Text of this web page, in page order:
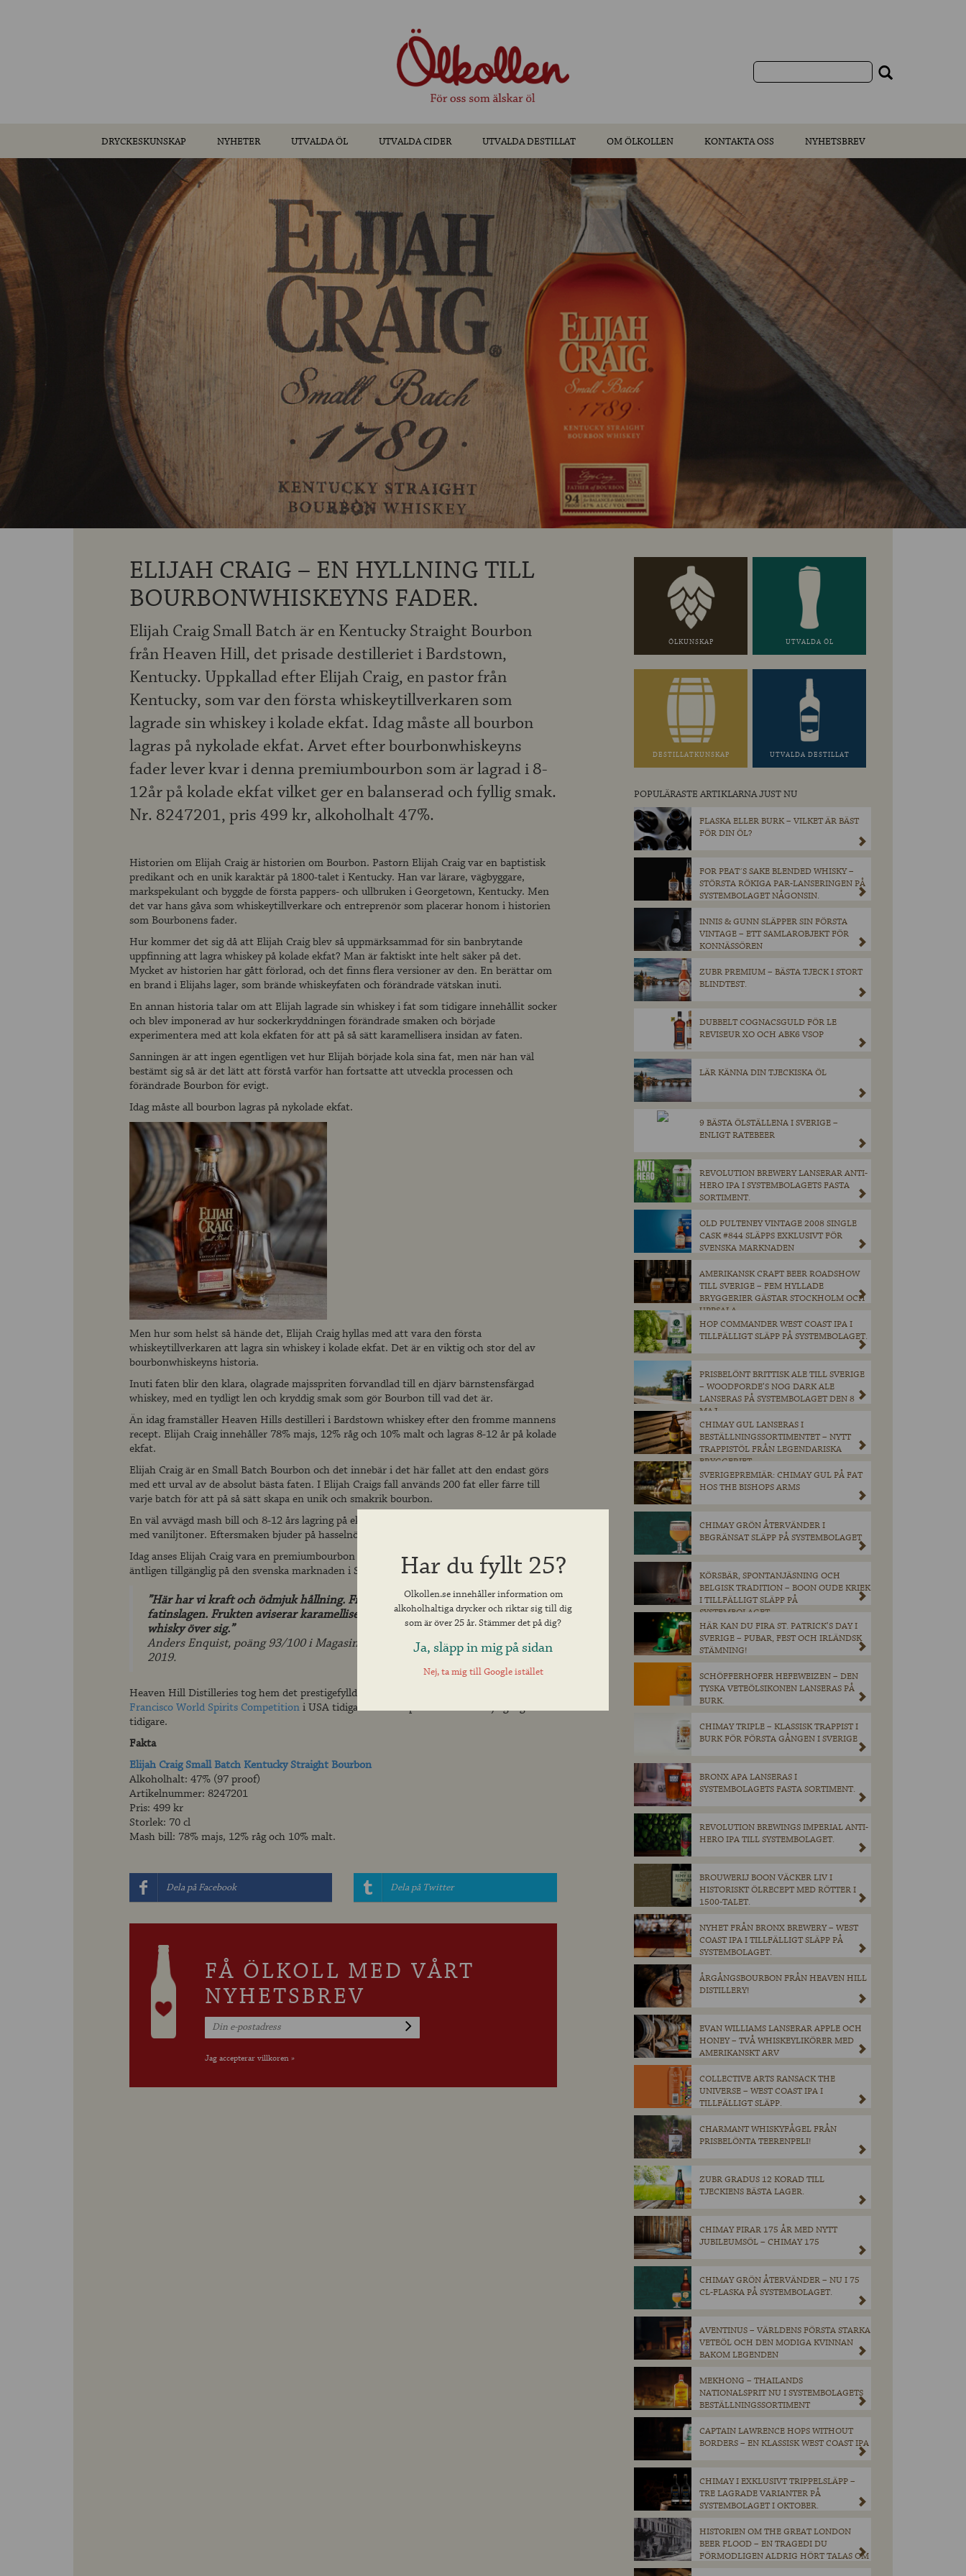
DRYCKESKUNSKAP NYHETER UTVALDA ÖL UTVALDA CIDER UTVALDA DESTILLAT OM ÖLKOLLEN KONTAKTA OSS NYHETSBREV
ELIJAH CRAIG – EN HYLLNING TILL
BOURBONWHISKEYNS FADER.
Elijah Craig Small Batch är en Kentucky Straight Bourbon
från Heaven Hill, det prisade destilleriet i Bardstown,
Kentucky. Uppkallad efter Elijah Craig, en pastor från
Kentucky, som var den första whiskeytillverkaren som
lagrade sin whiskey i kolade ekfat. Idag måste all bourbon
lagras på nykolade ekfat. Arvet efter bourbonwhiskeyns
fader lever kvar i denna premiumbourbon som är lagrad i 8-
12år på kolade ekfat vilket ger en balanserad och fyllig smak.
Nr. 8247201, pris 499 kr, alkoholhalt 47%.
Historien om Elijah Craig är historien om Bourbon. Pastorn Elijah Craig var en baptistisk
predikant och en unik karaktär på 1800-talet i Kentucky. Han var lärare, vägbyggare,
markspekulant och byggde de första pappers- och ullbruken i Georgetown, Kentucky. Men
det var hans gåva som whiskeytillverkare och entreprenör som placerar honom i historien
som Bourbonens fader.
Hur kommer det sig då att Elijah Craig blev så uppmärksammad för sin banbrytande
uppfinning att lagra whiskey på kolade ekfat? Man är faktiskt inte helt säker på det.
Mycket av historien har gått förlorad, och det finns flera versioner av den. En berättar om
en brand i Elijahs lager, som brände whiskeyfaten och förändrade vätskan inuti.
En annan historia talar om att Elijah lagrade sin whiskey i fat som tidigare innehållit socker
och blev imponerad av hur sockerkryddningen förändrade smaken och började
experimentera med att kola ekfaten för att på så sätt karamellisera insidan av faten.
Sanningen är att ingen egentligen vet hur Elijah började kola sina fat, men när han väl
bestämt sig så är det lätt att förstå varför han fortsatte att utveckla processen och
förändrade Bourbon för evigt.
Idag måste all bourbon lagras på nykolade ekfat.
Men hur som helst så hände det, Elijah Craig hyllas med att vara den första
whiskeytillverkaren att lagra sin whiskey i kolade ekfat. Det är en viktig och stor del av
bourbonwhiskeyns historia.
Inuti faten blir den klara, olagrade majsspriten förvandlad till en djärv bärnstensfärgad
whiskey, med en tydligt len och kryddig smak som gör Bourbon till vad det är.
Än idag framställer Heaven Hills destilleri i Bardstown whiskey efter den fromme mannens
recept. Elijah Craig innehåller 78% majs, 12% råg och 10% malt och lagras 8-12 år på kolade
ekfat.
Elijah Craig är en Small Batch Bourbon och det innebär i det här fallet att den endast görs
med ett urval av de absolut bästa faten. I Elijah Craigs fall används 200 fat eller färre till
varje batch för att på så sätt skapa en unik och smakrik bourbon.
En väl avvägd mash bill och 8-12 års lagring på ekfat ger en komplex, söt och fyllig smak
med vaniljtoner. Eftersmaken bjuder på hasselnötter, kola och aningen kryddiga toner.
Idag anses Elijah Craig vara en premiumbourbon i det absoluta toppskiktet. Nu finns den
äntligen tillgänglig på den svenska marknaden i Systembolagets beställningssortiment.
”Här har vi kraft och ödmjuk hållning. Finlemmad krydda och balanserad i
fatinslagen. Frukten aviserar karamelliserade äpplen, citrus, har lite skotsk
whisky över sig.”
Anders Enquist, poäng 93/100 i Magasinet Whiskey & Bourbon, No 42
2019.
Heaven Hill Distilleries tog hem det prestigefyllda priset som
Francisco World Spirits Competitioni USA tidigare i år. Ett pris man vunnit sju gånger
tidigare.
Fakta
Elijah Craig Small Batch Kentucky Straight Bourbon
Alkoholhalt: 47% (97 proof)
Artikelnummer: 8247201
Pris: 499 kr
Storlek: 70 cl
Mash bill: 78% majs, 12% råg och 10% malt.
Dela på Facebook Dela på Twitter
FÅ ÖLKOLL MED VÅRT
NYHETSBREV
Jag accepterar villkoren »
ÖLKUNSKAP UTVALDA ÖL
DESTILLATKUNSKAP UTVALDA DESTILLAT
POPULÄRASTE ARTIKLARNA JUST NU
FLASKA ELLER BURK – VILKET ÄR BÄST
FÖR DIN ÖL?
FOR PEAT´S SAKE BLENDED WHISKY –
STÖRSTA RÖKIGA PAR-LANSERINGEN PÅ
SYSTEMBOLAGET NÅGONSIN.
INNIS & GUNN SLÄPPER SIN FÖRSTA
VINTAGE – ETT SAMLAROBJEKT FÖR
KONNÄSSÖREN
ZUBR PREMIUM – BÄSTA TJECK I STORT
BLINDTEST.
DUBBELT COGNACSGULD FÖR LE
REVISEUR XO OCH ABK6 VSOP
LÄR KÄNNA DIN TJECKISKA ÖL
9 BÄSTA ÖLSTÄLLENA I SVERIGE –
ENLIGT RATEBEER
REVOLUTION BREWERY LANSERAR ANTI-
HERO IPA I SYSTEMBOLAGETS FASTA
SORTIMENT.
OLD PULTENEY VINTAGE 2008 SINGLE
CASK #844 SLÄPPS EXKLUSIVT FÖR
SVENSKA MARKNADEN
AMERIKANSK CRAFT BEER ROADSHOW
TILL SVERIGE – FEM HYLLADE
BRYGGERIER GÄSTAR STOCKHOLM OCH
UPPSALA
HOP COMMANDER WEST COAST IPA I
TILLFÄLLIGT SLÄPP PÅ SYSTEMBOLAGET.
PRISBELÖNT BRITTISK ALE TILL SVERIGE
– WOODFORDE’S NOG DARK ALE
LANSERAS PÅ SYSTEMBOLAGET DEN 8
MAJ.
CHIMAY GUL LANSERAS I
BESTÄLLNINGSSORTIMENTET – NYTT
TRAPPISTÖL FRÅN LEGENDARISKA
BRYGGERIET
SVERIGEPREMIÄR: CHIMAY GUL PÅ FAT
HOS THE BISHOPS ARMS
CHIMAY GRÖN ÅTERVÄNDER I
BEGRÄNSAT SLÄPP PÅ SYSTEMBOLAGET
KÖRSBÄR, SPONTANJÄSNING OCH
BELGISK TRADITION – BOON OUDE KRIEK
I TILLFÄLLIGT SLÄPP PÅ
SYSTEMBOLAGET.
HÄR KAN DU FIRA ST. PATRICK’S DAY I
SVERIGE – PUBAR, FEST OCH IRLÄNDSK
STÄMNING!
SCHÖFFERHOFER HEFEWEIZEN – DEN
TYSKA VETEÖLSIKONEN LANSERAS PÅ
BURK.
CHIMAY TRIPLE – KLASSISK TRAPPIST I
BURK FÖR FÖRSTA GÅNGEN I SVERIGE
BRONX APA LANSERAS I
SYSTEMBOLAGETS FASTA SORTIMENT.
REVOLUTION BREWINGS IMPERIAL ANTI-
HERO IPA TILL SYSTEMBOLAGET.
BROUWERIJ BOON VÄCKER LIV I
HISTORISKT ÖLRECEPT MED RÖTTER I
1500-TALET.
NYHET FRÅN BRONX BREWERY – WEST
COAST IPA I TILLFÄLLIGT SLÄPP PÅ
SYSTEMBOLAGET.
ÅRGÅNGSBOURBON FRÅN HEAVEN HILL
DISTILLERY!
EVAN WILLIAMS LANSERAR APPLE OCH
HONEY – TVÅ WHISKEYLIKÖRER MED
AMERIKANSKT ARV
COLLECTIVE ARTS RANSACK THE
UNIVERSE – WEST COAST IPA I
TILLFÄLLIGT SLÄPP.
CHARMANT WHISKYFÅGEL FRÅN
PRISBELÖNTA TEERENPELI!
ZUBR GRADUS 12 KORAD TILL
TJECKIENS BÄSTA LAGER.
CHIMAY FIRAR 175 ÅR MED NYTT
JUBILEUMSÖL – CHIMAY 175
CHIMAY GRÖN ÅTERVÄNDER – NU I 75
CL-FLASKA PÅ SYSTEMBOLAGET.
AVENTINUS – VÄRLDENS FÖRSTA STARKA
VETEÖL OCH DEN MODIGA KVINNAN
BAKOM LEGENDEN
MEKHONG – THAILANDS
NATIONALSPRIT NU I SYSTEMBOLAGETS
BESTÄLLNINGSSORTIMENT
CAPTAIN LAWRENCE HOPS WITHOUT
BORDERS – EN KLASSISK WEST COAST IPA
CHIMAY I EXKLUSIVT TRIPPELSLÄPP –
TRE LAGRADE VARIANTER PÅ
SYSTEMBOLAGET I OKTOBER.
HISTORIEN OM THE GREAT LONDON
BEER FLOOD – EN TRAGEDI DU
FÖRMODLIGEN ALDRIG HÖRT TALAS OM
Har du fyllt 25?
Olkollen.se innehåller information om
alkoholhaltiga drycker och riktar sig till dig
som är över 25 år. Stämmer det på dig?
Ja, släpp in mig på sidan
Nej, ta mig till Google istället